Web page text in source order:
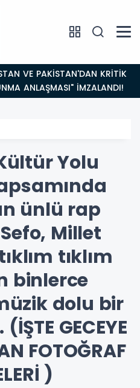
Yeni Bir Aydınlığa
Yolu
ünlü rap
Millet
tıklım
binlerce
dolu bir
GECEYE
FOTOĞRAF
)